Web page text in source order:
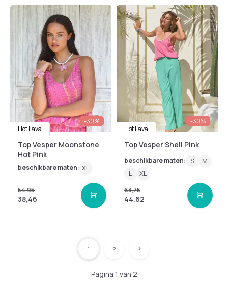
-30%
Hot Lava
Top Vesper Moonstone
Hot Pink
beschikbare maten: XL
54,95
38,46
-30%
Hot Lava
Top Vesper Shell Pink
beschikbare maten: S
M
L
XL
63,75
44,62
Pagina 1 van 2
1 2